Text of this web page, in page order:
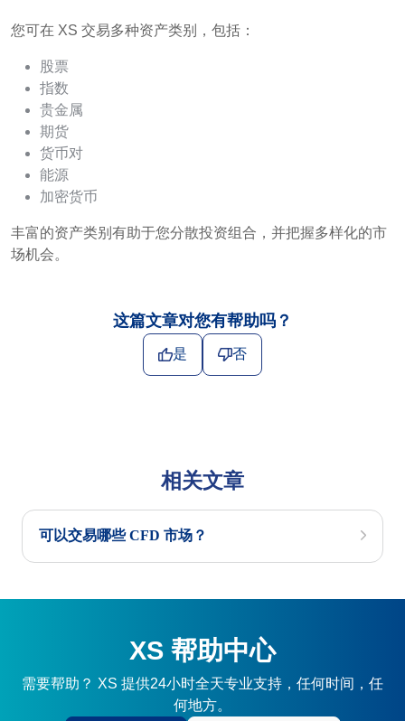
您可在 XS 交易多种资产类别，包括：
股票
指数
贵金属
期货
货币对
能源
加密货币
丰富的资产类别有助于您分散投资组合，并把握多样化的市
场机会。
这篇文章对您有帮助吗？
是 否
相关文章
可以交易哪些 CFD 市场？
XS 帮助中心
需要帮助？ XS 提供24小时全天专业支持，任何时间，任
何地方。